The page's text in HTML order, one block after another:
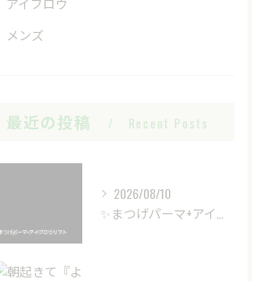
メンズ
最近の投稿 Recent Posts
2026/08/10
✨まつげパーマ+アイブロウリフト✨